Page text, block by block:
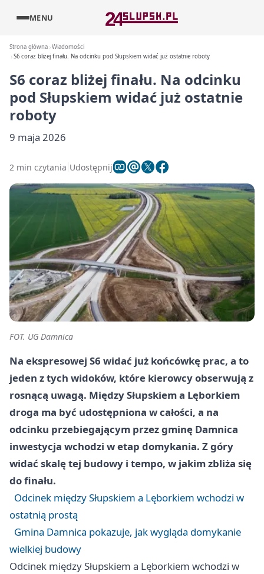
MENU
Strona główna Wiadomości
S6 coraz bliżej finału. Na odcinku pod Słupskiem widać już ostatnie roboty
S6 coraz bliżej finału. Na odcinku
pod Słupskiem widać już ostatnie
roboty
9 maja 2026
2 min czytania Udostępnij
FOT. UG Damnica
Na ekspresowej S6 widać już końcówkę prac, a to
jeden z tych widoków, które kierowcy obserwują z
rosnącą uwagą. Między Słupskiem a Lęborkiem
droga ma być udostępniona w całości, a na
odcinku przebiegającym przez gminę Damnica
inwestycja wchodzi w etap domykania. Z góry
widać skalę tej budowy i tempo, w jakim zbliża się
do finału.
Odcinek między Słupskiem a Lęborkiem wchodzi w
ostatnią prostą
Gmina Damnica pokazuje, jak wygląda domykanie
wielkiej budowy
Odcinek między Słupskiem a Lęborkiem wchodzi w